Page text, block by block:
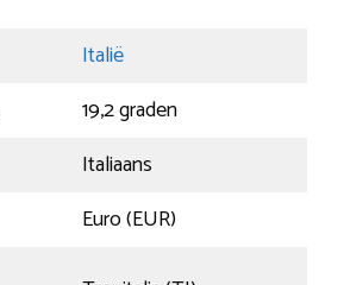
Italië
19,2 graden
Italiaans
Euro (EUR)